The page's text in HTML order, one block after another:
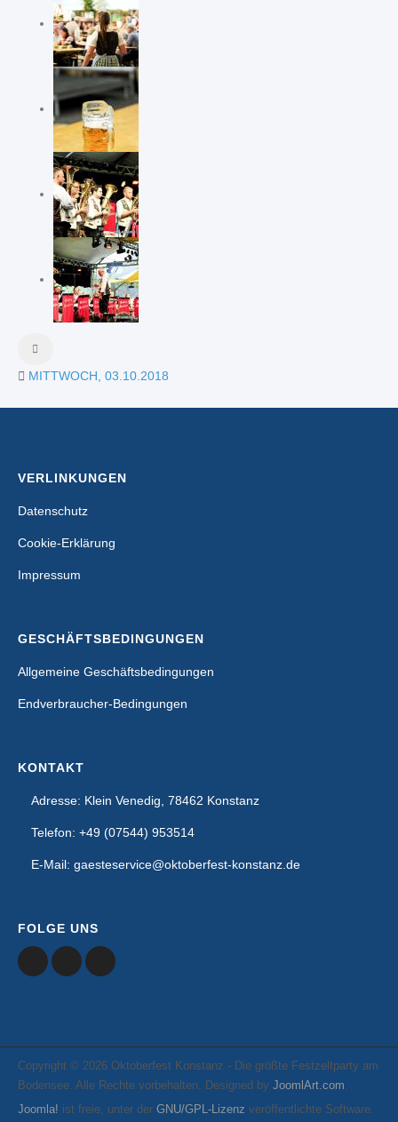
MITTWOCH, 03.10.2018
VERLINKUNGEN
Datenschutz
Cookie-Erklärung
Impressum
GESCHÄFTSBEDINGUNGEN
Allgemeine Geschäftsbedingungen
Endverbraucher-Bedingungen
KONTAKT
Adresse: Klein Venedig, 78462 Konstanz
Telefon: +49 (07544) 953514
E-Mail: gaesteservice@oktoberfest-konstanz.de
FOLGE UNS
Copyright © 2026 Oktoberfest Konstanz - Die größte Festzeltparty am
Bodensee. Alle Rechte vorbehalten. Designed by JoomlArt.com.
Joomla! ist freie, unter der GNU/GPL-Lizenz veröffentlichte Software.